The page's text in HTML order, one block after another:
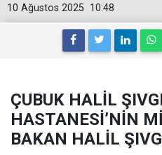
10:48
10 Ağustos 2025
ÇUBUK HALİL
HASTANESİ’NİN
BAKAN HALİL